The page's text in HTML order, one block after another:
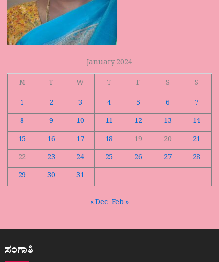
January 2024
M
T W T F S
S
1
2 3 4 5 6
7
8
9 10 11 12 13
14
15
16 17 18 19 20
21
22
23 24 25 26 27
28
29
30 31
« Dec Feb »
ಸಂಗಾತಿ